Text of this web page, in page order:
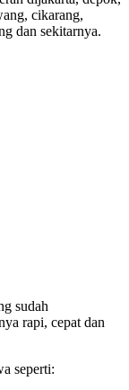
cikarang,
dan sekitarnya.
sudah
rapi, cepat dan
seperti: